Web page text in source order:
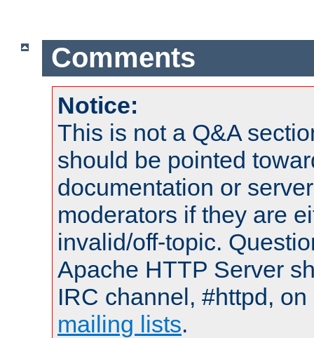
Comments
Notice:
This is not a Q&A
should be pointed
documentation or
moderators if they are
invalid/off-topic.
Apache HTTP Server
IRC channel, #httpd,
mailing lists.